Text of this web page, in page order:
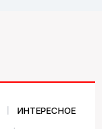
ИНТЕРЕСНОЕ